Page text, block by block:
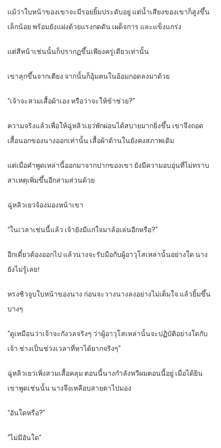
แม้ว่าใบหน้าของเขาจะมีรอยยิ้มประดับอยู่ แต่น้ำเสียงของเขาก็สูงขึ้น
เล็กน้อย พร้อมยังแฝงด้วยแรงกดดัน เผด็จการ และแข็งแกร่ง
แต่สีหน้าเช่นนั้นก็ปรากฏขึ้นเพียงครู่เดียวเท่านั้น
เขาลุกขึ้นจากเตียง จากนั้นก็อุ้มคนในอ้อมกอดลงมาด้วย
“เจ้าจะสวมเสื้อผ้าเอง หรือว่าจะให้ข้าช่วย?”
ความจริงแล้วเพื่อให้ฉู่หลิวเยว่พักผ่อนได้สบายมากยิ่งขึ้น เขาจึงถอด
เสื้อนอกของนางออกเท่านั้น เสื้อผ้าด้านในยังคงสภาพเดิม
แต่เมื่อคำพูดเหล่านี้ออกมาจากปากของเขา ยังมีความอบอุ่นที่ไม่ทราบ
สาเหตุเพิ่มขึ้นอีกสามส่วนด้วย
ฉู่หลิวเยว่จ้องมองหน้าเขา
“ในเวลาเช่นนี้แล้ว เจ้ายังมีแก่ใจมาล้อเล่นอีกหรือ?”
อีกเดี๋ยวต้องออกไป แล้วนางจะรับมือกับผู้อาวุโสเหล่านั้นอย่างใด นาง
ยังไม่รู้เลย!
หรงซิวจูบใบหน้าของนาง ก่อนจะวางนางลงอย่างไม่เต็มใจ แล้วยิ้มขึ้น
บางๆ
“ดูเหมือนว่าเจ้าจะกังวลจริงๆ ว่าผู้อาวุโสเหล่านั้นจะปฏิบัติอย่างใดกับ
เจ้า ช่างเป็นช่วงเวลาที่หาได้ยากจริงๆ”
ฉู่หลิวเยว่เพิ่งสวมเสื้อคลุม ตอนนี้นางกำลังหวีผมตอนนี้อยู่ เมื่อได้ยิน
เขาพูดเช่นนั้น นางจึงเหลือบสายตาไปมอง
“อันใดหรือ?”
“ไม่มีอันใด”